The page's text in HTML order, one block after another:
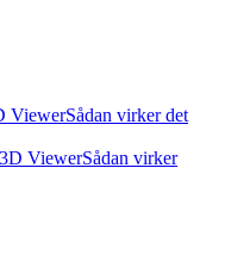
ViewerSådan virker det
3D ViewerSådan virker